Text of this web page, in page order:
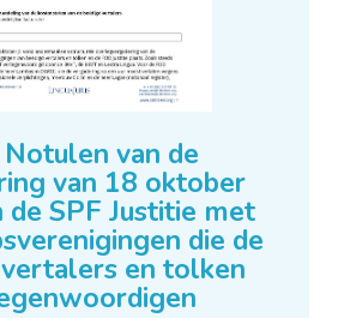
van de
van 18 oktober
de SPF Justitie met
die de
en tolken